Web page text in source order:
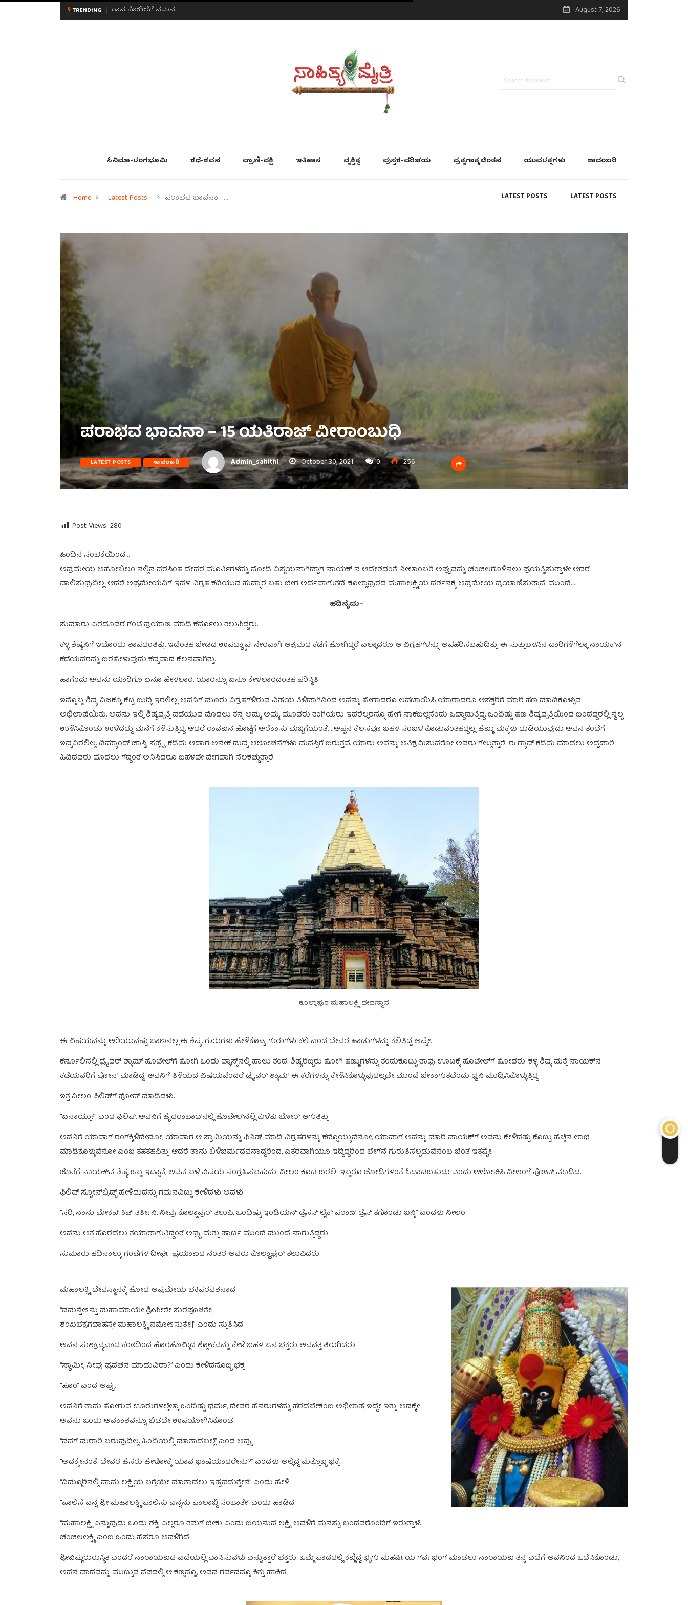
TRENDING ಮನಸಿನ ಸವಿಭಾವ August 7, 2026
ಸಿನಿಮಾ-ರಂಗಭೂಮಿ ಕಥೆ-ಕವನ ಪ್ರಾಣಿ-ಪಕ್ಷಿ ಇತಿಹಾಸ ವ್ಯಕ್ತಿತ್ವ ಪುಸ್ತಕ-ಪರಿಚಯ ಪ್ರತ್ಯಗಾತ್ಮ ಚಿಂತನ ಯುವರತ್ನಗಳು ಕಾದಂಬರಿ
LATEST POSTS LATEST POSTS
Home Latest Posts ಪರಾಭವ ಭಾವನಾ –…
ಪರಾಭವ ಭಾವನಾ – 15 ಯತಿರಾಜ್ ವೀರಾಂಬುಧಿ
LATEST POSTS ಕಾದಂಬರಿ Admin_sahithi October 30, 2021 0 256
Post Views: 280
ಹಿಂದಿನ ಸಂಚಿಕೆಯಿಂದ…
ಅಪ್ರಮೇಯ ಅಹೋಬಿಲಂ ನಲ್ಲಿನ ನರಸಿಂಹ ದೇವರ ಮೂರ್ತಿಗಳನ್ನು ನೋಡಿ ವಿಸ್ಮಯನಾಗಿದ್ದಾಗ ನಾಯಕ್ ನ ಆದೇಶದಂತೆ ನೀಲಾಂಬರಿ ಅಪ್ಪುವನ್ನು ಚಂಚಲಗೊಳಿಸಲು ಪ್ರಯತ್ನಿಸುತ್ತಾಳೇ ಆದರೆ
ಪಾಲಿಸುವುದಿಲ್ಲ. ಆದರೆ ಅಪ್ರಮೇಯನಿಗೆ ಇವಳ ವಿಗ್ರಹ ಕಡಿಯುವ ಹುನ್ನಾರ ಬಹು ಬೇಗ ಅರ್ಥವಾಗುತ್ತದೆ. ಕೊಲ್ಲಾಪುರದ ಮಹಾಲಕ್ಷ್ಮಿಯ ದರ್ಶನಕ್ಕೆ ಅಪ್ರಮೇಯ ಪ್ರಯಾಣಿಸುತ್ತಾನೆ. ಮುಂದೆ…
—ಹದಿನೈದು–
ಸುಮಾರು ಎರಡೂವರೆ ಗಂಟೆ ಪ್ರಯಾಣ ಮಾಡಿ ಕರ್ನೂಲು ತಲುಪಿದ್ದರು.
ಕಳ್ಳ ಶಿಷ್ಯನಿಗೆ ಇದೊಂದು ಶಾಪದಂತಿತ್ತು. ಇದೆಂತಹ ಬೇಡದ ಉಪದ್ವ್ಯಾಪ! ನೇರವಾಗಿ ಆಶ್ರಮದ ಕಡೆಗೆ ಹೋಗಿದ್ದರೆ ಎಲ್ಲಾದರೂ ಆ ವಿಗ್ರಹಗಳನ್ನು ಅಪಹರಿಸಬಹುದಿತ್ತು. ಈ ಸುತ್ತುಬಳಸಿನ ದಾರಿಗಳಿಗೆಲ್ಲಾ ನಾಯಕ್‌ನ
ಕಡೆಯವರನ್ನು ಬರಹೇಳುವುದು ಕಷ್ಟವಾದ ಕೆಲಸವಾಗಿತ್ತು.
ಹಾಗೆಂದು ಅವನು ಯಾರಿಗೂ ಏನೂ ಹೇಳಲಾರ. ಯಾರನ್ನೂ ಏನೂ ಕೇಳಲಾರದಂತಹ ಪರಿಸ್ಥಿತಿ.
ಇನ್ನೊಬ್ಬ ಶಿಷ್ಯ ನಿಜಕ್ಕೂ ಕೆಟ್ಟ ಬುದ್ಧಿ ಇರಲಿಲ್ಲ. ಅವನಿಗೆ ಮೂರು ವಿಗ್ರಹಗಳಿರುವ ವಿಷಯ ತಿಳಿದಾಗಿನಿಂದ ಅವನ್ನು ಹೇಗಾದರೂ ಲಪಟಾಯಿಸಿ ಯಾರಾದರೂ ಆಸಕ್ತರಿಗೆ ಮಾರಿ ಹಣ ಮಾಡಿಕೊಳ್ಳುವ
ಅಭಿಲಾಷೆಯಿತ್ತು. ಅವನು ಇಲ್ಲಿ ಶಿಷ್ಯವೃತ್ತಿ ಪಡೆಯುವ ಮೊದಲು ತನ್ನ ಅಮ್ಮ, ಅಮ್ಮ, ಮೂವರು ತಂಗಿಯರು ಇವರೆಲ್ಲರನ್ನೂ ಹೇಗೆ ಸಾಕಬಲ್ಲೆನೆಂದು ಒದ್ದಾಡುತ್ತಿದ್ದ. ಒಂದಿಷ್ಟು ಹಣ ಶಿಷ್ಯವೃತ್ತಿಯಿಂದ ಬಂದದ್ದರಲ್ಲಿ ಸ್ವಲ್ಪ
ಉಳಿಸಿಕೊಂಡು ಉಳಿದದ್ದು ಮನೆಗೆ ಕಳಿಸುತ್ತಿದ್ದ. ಆದರೆ ರಾವಣನ ಹೊಟ್ಟೆಗೆ ಅರೆಕಾಸು ಮಜ್ಜಿಗೆಯಂತೆ… ಅಪ್ಪನ ಕೆಲಸವೂ ಬಹಳ ಸಂಬಳ ಕೊಡುವಂತಹದ್ದಲ್ಲ. ಹೆಣ್ಣು ಮಕ್ಕಳು ದುಡಿಯುವುದು ಅವನ ತಂದೆಗೆ
ಇಷ್ಟವಿರಲಿಲ್ಲ. ಡಿಮ್ಯಾಂಡ್‌ ಜಾಸ್ತಿ, ಸಪ್ಲೈ ಕಡಿಮೆ ಆದಾಗ ಅನೇಕ ದುಷ್ಟ ಆಲೋಚನೆಗಳೂ ಮನಸ್ಸಿಗೆ ಬರುತ್ತವೆ. ಯಾರು ಅವನ್ನು ಅತಿಕ್ರಮಿಸುವರೋ ಅವರು ಗೆಲ್ಲುತ್ತಾರೆ. ಈ ಗ್ಯಾಪ್‌ ಕಡಿಮೆ ಮಾಡಲು ಅಡ್ಡದಾರಿ
ಹಿಡಿದವರು ಮೊದಲು ಗೆದ್ದಂತೆ ಅನಿಸಿದರೂ ಬಹಳವೇ ವೇಗವಾಗಿ ನೆಲಕಚ್ಚುತ್ತಾರೆ.
ಕೊಲ್ಲಾಪುರ ಮಹಾಲಕ್ಷ್ಮಿ ದೇವಸ್ಥಾನ
ಈ ವಿಷಯವನ್ನು ಅರಿಯುವಷ್ಟು ಜಾಣನಲ್ಲ ಈ ಶಿಷ್ಯ. ಗುರುಗಳು ಹೇಳಿಕೊಟ್ಟ, ಗುರುಗಳು ಕಲಿ ಎಂದ ದೇವರ ಹಾಡುಗಳನ್ನು ಕಲಿತಿದ್ದ ಅಷ್ಟೇ.
ಕರ್ನೂಲಿನಲ್ಲಿ ಡ್ರೈವರ್‌ ಶ್ಯಾಮ್‌ ಹೊಟೇಲ್‌ಗೆ ಹೋಗಿ ಒಂದು ಫ್ಲಾಸ್ಕ್‌ನಲ್ಲಿ ಹಾಲು ತಂದ. ಶಿಷ್ಯರಿಬ್ಬರು ಹೋಗಿ ಹಣ್ಣುಗಳನ್ನು ತಂದುಕೊಟ್ಟು ತಾವು ಊಟಕ್ಕೆ ಹೊಟೇಲ್‌ಗೆ ಹೋದರು. ಕಳ್ಳ ಶಿಷ್ಯ ಮತ್ತೆ ನಾಯಕ್‌ನ
ಕಡೆಯವರಿಗೆ ಫೋನ್‌ ಮಾಡಿದ್ದ. ಅವನಿಗೆ ತಿಳಿಯದ ವಿಷಯವೆಂದರೆ ಡ್ರೈವರ್‌ ಶ್ಯಾಮ್‌ ಈ ಕರೆಗಳನ್ನು ಕೇಳಿಸಿಕೊಳ್ಳುವುದಲ್ಲದೇ ಮುಂದೆ ಬೇಕಾಗುತ್ತದೆಂದು ಧ್ವನಿ ಮುದ್ರಿಸಿಕೊಳ್ಳುತ್ತಿದ್ದ.
ಇತ್ತ ನೀಲಂ ಫಿಲಿಪ್‌ಗೆ ಫೋನ್‌ ಮಾಡಿದಳು.
“ಏನಾಯ್ತು?” ಎಂದ ಫಿಲಿಪ್.‌ ಅವನಿಗೆ ಹೈದರಾಬಾದ್‌ನಲ್ಲಿ ಹೊಟೇಲ್‌ನಲ್ಲಿ ಕುಳಿತು ಬೋರ್‌ ಆಗುತ್ತಿತ್ತು.
ಅವನಿಗೆ ಯಾವಾಗ ರಂಗಕ್ಕಿಳಿದೇನೋ, ಯಾವಾಗ ಆ ಸ್ವಾಮಿಯನ್ನು ಫಿನಿಷ್‌ ಮಾಡಿ ವಿಗ್ರಹಗಳನ್ನು ಕದ್ದೊಯ್ಯುವೆನೋ, ಯಾವಾಗ ಅವನ್ನು ಮಾರಿ ನಾಯಕ್‌ಗೆ ಅವನು ಕೇಳಿದಷ್ಟು ಕೊಟ್ಟು ಹೆಚ್ಚಿನ ಲಾಭ
ಮಾಡಿಕೊಳ್ಳುವೆನೋ ಎಂಬ ತಹತಹವಿತ್ತು. ಆದರೆ ತಾನು ಬಿಳಿಚರ್ಮದವನಾದ್ದರಿಂದ, ಎತ್ತರವಾಗಿಯೂ ಇದ್ದಿದ್ದರಿಂದ ಬೇಗನೆ ಗುರುತಿಸಲ್ಪಡುವೆನೆಂಬ ಚಿಂತೆ ಇತ್ತಷ್ಟೇ.
ಜೊತೆಗೆ ನಾಯಕ್‌ನ ಶಿಷ್ಯ ಒಬ್ಬ ಇದ್ದಾನೆ, ಅವನ ಬಳಿ ವಿಷಯ ಸಂಗ್ರಹಿಸಬಹುದು. ನೀಲಂ ಕೂಡ ಬರಲಿ. ಇಬ್ಬರೂ ಜೋಡಿಗಳಂತೆ ಓಡಾಡಬಹುದು ಎಂದು ಆಲೋಚಿಸಿ ನೀಲಂಗೆ ಫೋನ್‌ ಮಾಡಿದ.
ಫಿಲಿಪ್‌ ಸ್ಟೋನ್‌ಬ್ರಿಡ್ಜ್‌ ಹೇಳಿದುದನ್ನು ಗಮನವಿಟ್ಟು ಕೇಳಿದಳು ಅವಳು.
“ಸರಿ, ನಾನು ಮೇಕಪ್‌ ಕಿಟ್‌ ತರ್ತೀನಿ. ನೀವು ಕೊಲ್ಹಾಪುರ್‌ ತಲುಪಿ. ಒಂದಿಷ್ಟು ಇಂಡಿಯನ್‌ ಡ್ರೆಸಸ್‌ ಲೈಕ್‌ ಪಠಾಣ್‌ ಡ್ರೆಸ್‌ ತಗೊಂಡು ಬನ್ನಿ” ಎಂದಳು ನೀಲಂ
ಅವನು ಅತ್ತ ಹೊರಡಲು ತಯಾರಾಗುತ್ತಿದ್ದಂತೆ ಅಪ್ಪು ಮತ್ತು ಪಾರ್ಟಿ ಮುಂದೆ ಮುಂದೆ ಸಾಗುತ್ತಿದ್ದರು.
ಸುಮಾರು ಹದಿನಾಲ್ಕು ಗಂಟೆಗಳ ದೀರ್ಘ ಪ್ರಯಾಣದ ನಂತರ ಅವರು ಕೊಲ್ಹಾಪುರ್‌ ತಲುಪಿದರು.
ಮಹಾಲಕ್ಷ್ಮಿ ದೇವಸ್ಥಾನಕ್ಕೆ ಹೋದ ಅಪ್ರಮೇಯ ಭಕ್ತಿಪರವಶನಾದ.
“ನಮಸ್ತೇಽಸ್ತು ಮಹಾಮಾಯೇ ಶ್ರೀಪೀಠೇ ಸುರಪೂಜಿತೇ|
ಶಂಖಚಕ್ರಗದಾಹಸ್ತೇ ಮಹಾಲಕ್ಷ್ಮಿ ನಮೋಽಸ್ತುತೇ||” ಎಂದು ಸ್ತುತಿಸಿದ.
ಅವನ ಸುಶ್ರಾವ್ಯವಾದ ಕಂಠದಿಂದ ಹೊರಹೊಮ್ಮಿದ ಶ್ಲೋಕವನ್ನು ಕೇಳಿ ಬಹಳ ಜನ ಭಕ್ತರು ಅವನತ್ತ ತಿರುಗಿದರು.
“ಸ್ವಾಮೀ, ನೀವು ಪ್ರವಚನ ಮಾಡುವಿರಾ?” ಎಂದು ಕೇಳಿದನೊಬ್ಬ ಭಕ್ತ.
“ಹೂಂ” ಎಂದ ಅಪ್ಪು.
ಅವನಿಗೆ ತಾನು ಹೋಗುವ ಊರುಗಳಲ್ಲೆಲ್ಲಾ ಒಂದಿಷ್ಟು ಧರ್ಮ, ದೇವರ ಹೆಸರುಗಳನ್ನು ಹರಡಬೇಕೆಂಬ ಅಭಿಲಾಷೆ ಇದ್ದೇ ಇತ್ತು. ಅದಕ್ಕೇ
ಅವನು ಒಂದು ಅವಕಾಶವನ್ನೂ ಬಿಡದೇ ಉಪಯೋಗಿಸಿಕೊಂಡ.
“ನನಗೆ ಮರಾಠಿ ಬರುವುದಿಲ್ಲ. ಹಿಂದಿಯಲ್ಲಿ ಮಾತಾಡಬಲ್ಲೆ” ಎಂದ ಅಪ್ಪು.
“ಅದಕ್ಕೇನಂತೆ. ದೇವರ ಹೆಸರು ಹೇಳೋಕ್ಕೆ ಯಾವ ಭಾಷೆಯಾದರೇನು?” ಎಂದಳು ಅಲ್ಲಿದ್ದ ಮತ್ತೊಬ್ಬ ಭಕ್ತೆ.
“ನಿಮ್ಮೂರಿನಲ್ಲಿ ನಾನು ಲಕ್ಷ್ಮಿಯ ಬಗ್ಗೆಯೇ ಮಾತಾಡಲು ಇಷ್ಟಪಡುತ್ತೇನೆ” ಎಂದು ಹೇಳಿ
“ಪಾಲಿಸೆ ಎನ್ನ ಶ್ರೀ ಮಹಾಲಕ್ಷ್ಮಿ ಪಾಲಿಸು ಎನ್ನನು ಪಾಲಾಬ್ದಿ ಸಂಜಾತೇ” ಎಂದು ಹಾಡಿದ.
“ಮಹಾಲಕ್ಷ್ಮಿ ಎನ್ನುವುದು ಒಂದು ಶಕ್ತಿ. ಎಲ್ಲರೂ ತಮಗೆ ಬೇಕು ಎಂದು ಬಯಸುವ ಲಕ್ಷ್ಮಿ, ಅವಳಿಗೆ ಮನಸ್ಸು ಬಂದವರೊಂದಿಗೆ ಇರುತ್ತಾಳೆ.
ಚಂಚಲಲಕ್ಷ್ಮಿ ಎಂಬ ಒಂದು ಹೆಸರೂ ಅವಳಿಗಿದೆ.
ಶ್ರೀವಿಷ್ಣುರುರುಸ್ಥಿತ ಎಂದರೆ ನಾರಾಯಣದ ಎದೆಯಲ್ಲಿ ವಾಸಿಸುವಳು ಎನ್ನುತ್ತಾರೆ ಭಕ್ತರು. ಒಮ್ಮೆ ಪಾದದಲ್ಲಿ ಕಣ್ಣಿದ್ದ ಭೃಗು ಮಹರ್ಷಿಯ ಗರ್ವಭಂಗ ಮಾಡಲು ನಾರಾಯಣ ತನ್ನ ಎದೆಗೆ ಅವನಿಂದ ಒದೆಸಿಕೊಂಡು,
ಅವನ ಪಾದವನ್ನು ಮುಟ್ಟುವ ನೆಪದಲ್ಲಿ ಆ ಕಣ್ಣನ್ನೂ, ಅವನ ಗರ್ವವನ್ನೂ ಕಿತ್ತು ಹಾಕಿದ.